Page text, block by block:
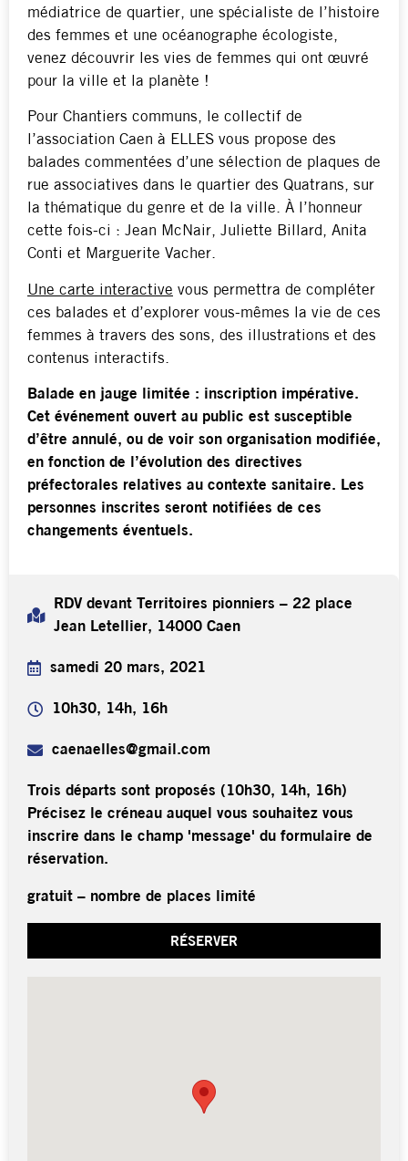
médiatrice de quartier, une spécialiste de l’histoire
des femmes et une océanographe écologiste,
venez découvrir les vies de femmes qui ont œuvré
pour la ville et la planète !
Pour Chantiers communs, le collectif de
l’association Caen à ELLES vous propose des
balades commentées d’une sélection de plaques de
rue associatives dans le quartier des Quatrans, sur
la thématique du genre et de la ville. À l’honneur
cette fois-ci : Jean McNair, Juliette Billard, Anita
Conti et Marguerite Vacher.
Une carte interactive vous permettra de compléter
ces balades et d’explorer vous-mêmes la vie de ces
femmes à travers des sons, des illustrations et des
contenus interactifs.
Balade en jauge limitée : inscription impérative.
Cet événement ouvert au public est susceptible
d’être annulé, ou de voir son organisation modifiée,
en fonction de l’évolution des directives
préfectorales relatives au contexte sanitaire. Les
personnes inscrites seront notifiées de ces
changements éventuels.
RDV devant Territoires pionniers – 22 place
Jean Letellier, 14000 Caen
samedi 20 mars, 2021
10h30, 14h, 16h
caenaelles@gmail.com
Trois départs sont proposés (10h30, 14h, 16h)
Précisez le créneau auquel vous souhaitez vous
inscrire dans le champ 'message' du formulaire de
réservation.
gratuit – nombre de places limité
RÉSERVER